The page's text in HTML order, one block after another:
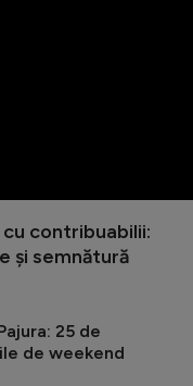
contribuabilii:
și semnătură
25 de
de weekend